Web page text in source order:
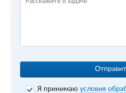
Я принимаюусловия